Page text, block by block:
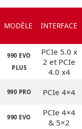
MODÈLE INTERFACE
990 EVO
PLUS
PCIe 5.0 x
2 et PCIe
4.0 x4
990 PRO PCIe 4×4
990 EVO
PCIe 4×4
& 5×2